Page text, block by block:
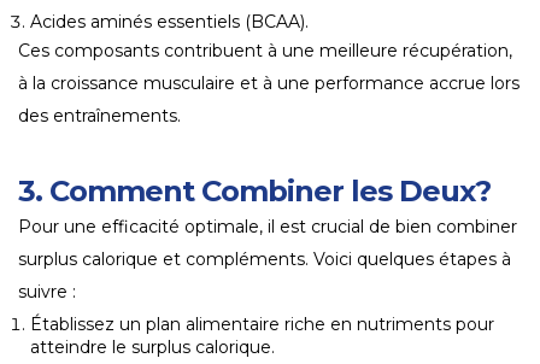
Acides aminés essentiels (BCAA).
Ces composants contribuent à une meilleure récupération,
à la croissance musculaire et à une performance accrue lors
des entraînements.
3. Comment Combiner les Deux?
Pour une efficacité optimale, il est crucial de bien combiner
surplus calorique et compléments. Voici quelques étapes à
suivre :
Établissez un plan alimentaire riche en nutriments pour
atteindre le surplus calorique.